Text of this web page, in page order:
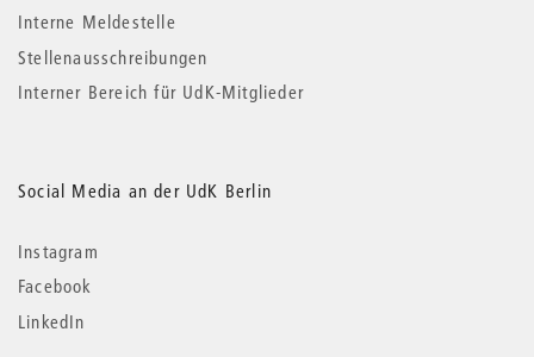
Interne Meldestelle
Stellenausschreibungen
Interner Bereich für UdK-Mitglieder
Social Media an der UdK Berlin
Instagram
Facebook
LinkedIn